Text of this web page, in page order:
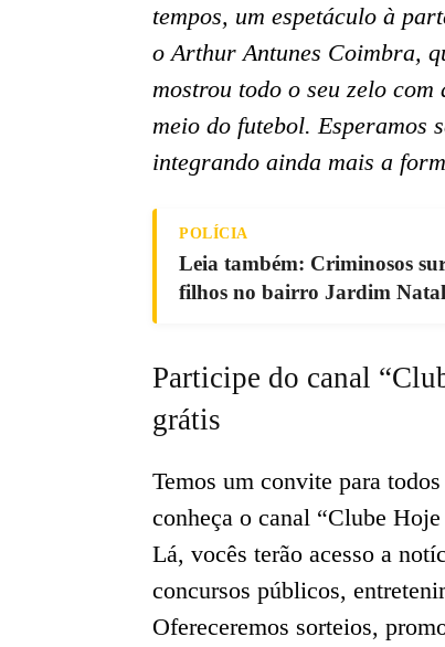
tempos, um espetáculo à
o Arthur Antunes Coimbra,
mostrou todo o seu zelo
meio do futebol. Esperamos
integrando ainda mais a
POLÍCIA
Leia também: Criminosos
filhos no bairro Jardim
Participe do canal
grátis
Temos um convite para
conheça o canal “Clube
Lá, vocês terão acesso a
concursos públicos,
Ofereceremos sorteios,